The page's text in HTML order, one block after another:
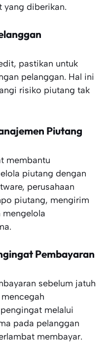
yang diberikan.
pastikan untuk
pelanggan. Hal ini
risiko piutang tak
Piutang
membantu
piutang dengan
perusahaan
piutang, mengirim
Pembayaran
sebelum jatuh
melalui
pada pelanggan
membayar.